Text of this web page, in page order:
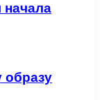
начала
образу